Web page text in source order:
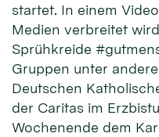
startet. In einem
Medien verbreitet
Sprühkreide
Gruppen unter
Deutschen
der Caritas im
Wochenende dem